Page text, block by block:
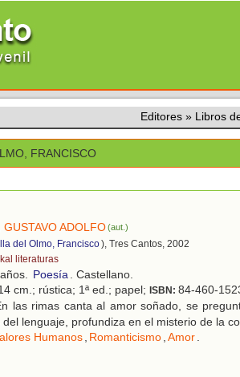
Editores » Libros
FRANCISCO
GUSTAVO ADOLFO(aut.)
del Olmo, Francisco), Tres Cantos, 2002
literaturas
Poesía. Castellano.
cm.; rústica; 1ª ed.; papel; ISBN: 84-460-
las rimas canta al amor soñado, se
del lenguaje, profundiza en el misterio de la
Humanos, Romanticismo,Amor.